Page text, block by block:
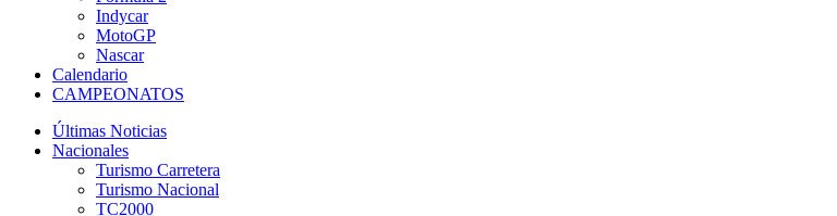
Indycar
MotoGP
Nascar
Calendario
CAMPEONATOS
Últimas Noticias
Nacionales
Turismo Carretera
Turismo Nacional
TC2000